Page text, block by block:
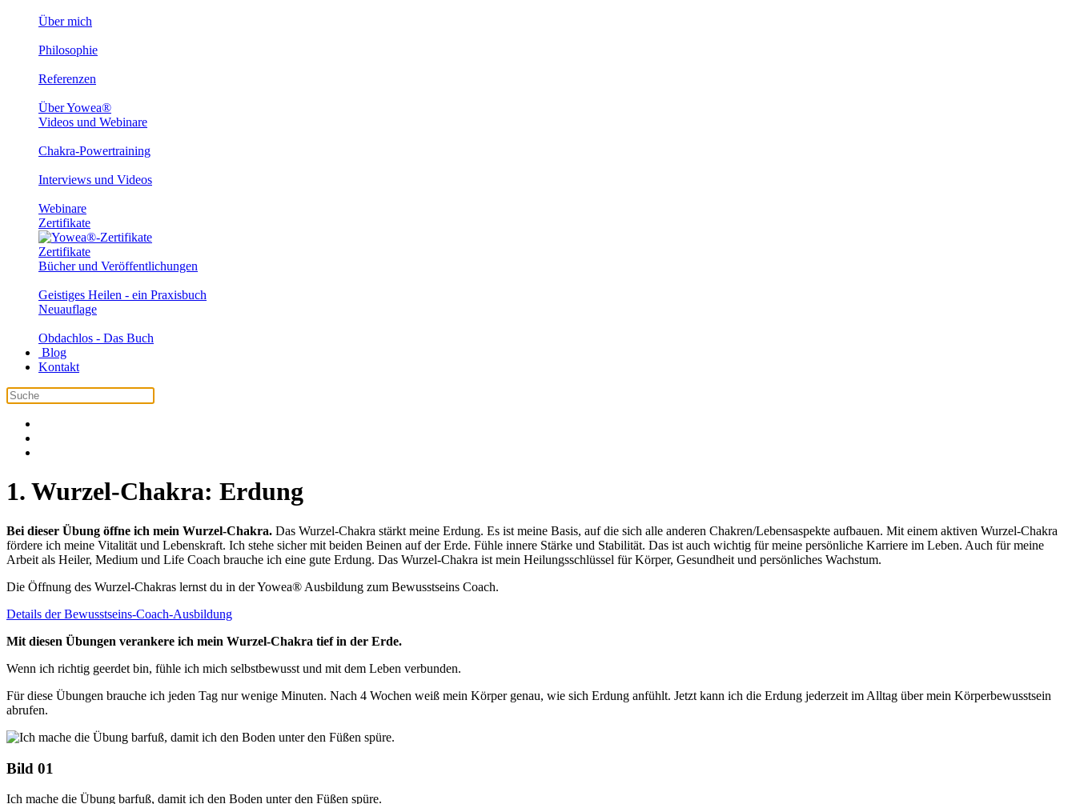
Über mich
Philosophie
Referenzen
Über Yowea®
Videos und Webinare
Chakra-Powertraining
Interviews und Videos
Webinare
Zertifikate
Zertifikate
Bücher und Veröffentlichungen
Geistiges Heilen - ein Praxisbuch
Neuauflage
Obdachlos - Das Buch
Blog
Kontakt
1. Wurzel-Chakra: Erdung
Bei dieser Übung öffne ich mein Wurzel-Chakra. Das Wurzel-Chakra stärkt meine Erdung. Es ist meine Basis, auf die sich alle anderen Chakren/Lebensaspekte aufbauen. Mit einem aktiven Wurzel-Chakra
fördere ich meine Vitalität und Lebenskraft. Ich stehe sicher mit beiden Beinen auf der Erde. Fühle innere Stärke und Stabilität. Das ist auch wichtig für meine persönliche Karriere im Leben. Auch für meine
Arbeit als Heiler, Medium und Life Coach brauche ich eine gute Erdung. Das Wurzel-Chakra ist mein Heilungsschlüssel für Körper, Gesundheit und persönliches Wachstum.
Die Öffnung des Wurzel-Chakras lernst du in der Yowea® Ausbildung zum Bewusstseins Coach.
Details der Bewusstseins-Coach-Ausbildung
Mit diesen Übungen verankere ich mein Wurzel-Chakra tief in der Erde.
Wenn ich richtig geerdet bin, fühle ich mich selbstbewusst und mit dem Leben verbunden.
Für diese Übungen brauche ich jeden Tag nur wenige Minuten. Nach 4 Wochen weiß mein Körper genau, wie sich Erdung anfühlt. Jetzt kann ich die Erdung jederzeit im Alltag über mein Körperbewusstsein
abrufen.
Bild 01
Ich mache die Übung barfuß, damit ich den Boden unter den Füßen spüre.